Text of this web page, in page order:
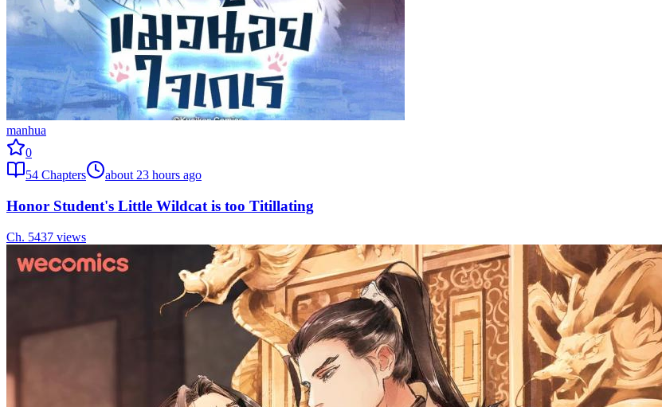
manhua
0
54 Chapters about 23 hours ago
Honor Student's Little Wildcat is too Titillating
Ch. 5437 views